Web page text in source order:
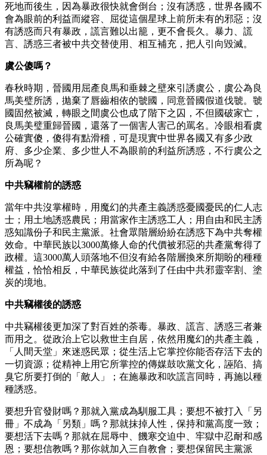
死地而後生，因為暴政很快就會倒台；沒有誘惑，世界各國不
會為眼前的利益而縱容、屈從這個星球上前所未有的邪惡；沒
有誘惑而只有暴政，謊言難以出籠，更不會長久。暴力、謊
言、誘惑三者被中共交替使用、相互補充，把人引向毀滅。
虞公傻嗎？
春秋時期，晉國用屈產良馬和垂棘之壁來引誘虞公，虞公為良
馬美璧所誘，拋棄了唇齒相依的虢國，同意晉國假道伐虢。虢
國固然被滅，轉眼之間虞公也成了階下之囚，不但國破家亡，
良馬美璧重歸晉國，還落了一個害人害己的罵名。冷眼相看虞
公確實傻，傻得有點滑稽，可是現實中世界各國又有多少政
府、多少企業、多少世人不為眼前的利益所誘惑，不行虞公之
所為呢？
中共竊權前的誘惑
當年中共沒掌權時，用魔幻的共產主義誘惑憂國憂民的仁人志
士；用土地誘惑農民；用當家作主誘惑工人；用自由和民主誘
惑知識份子和民主黨派。社會眾階層紛紛在誘惑下為中共奪權
效命。中華民族以3000萬條人命的代價被邪惡的共產黨奪得了
政權。這3000萬人頭落地不但沒有給各階層換來所期盼的種種
權益，恰恰相反，中華民族從此落到了任由中共邪靈宰割、塗
炭的境地。
中共竊權後的誘惑
中共竊權後更加深了對百姓的荼毒。暴政、謊言、誘惑三者兼
而用之。從政治上它以救世主自居，依然用魔幻的共產主義，
「人間天堂」來迷惑民眾；從生活上它掌控你能否存活下去的
一切資源；從精神上用它所掌控的傳媒鼓吹黨文化，誣陷、搞
臭它所要打倒的「敵人」；在施暴政和吹謊言同時，再施以種
種誘惑。
要想升官發財嗎？那就入黨成為馴服工具；要想不被打入「另
冊」不成為「另類」嗎？那就抹掉人性，保持和黨高度一致；
要想活下去嗎？那就在屈辱中、饑寒交迫中、牢獄中忍耐和感
恩；要想信教嗎？那你就加入三自教會；要想保留民主黨派